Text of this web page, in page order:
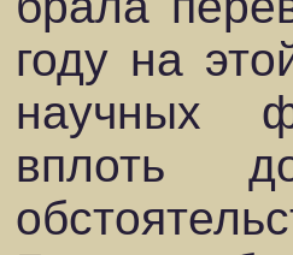
году на
научных
вплоть